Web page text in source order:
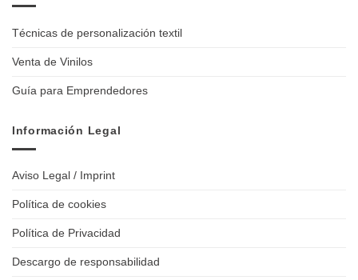
Técnicas de personalización textil
Venta de Vinilos
Guía para Emprendedores
Información Legal
Aviso Legal / Imprint
Política de cookies
Política de Privacidad
Descargo de responsabilidad